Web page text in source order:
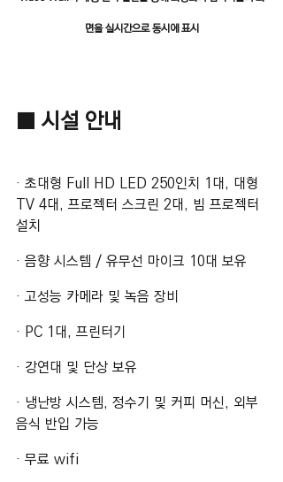
면을 실시간으로 동시에 표시
■ 시설 안내
· 초대형 Full HD LED 250인치 1대, 대형
TV 4대, 프로젝터 스크린 2대, 빔 프로젝터
설치
· 음향 시스템 / 유무선 마이크 10대 보유
· 고성능 카메라 및 녹음 장비
· PC 1대, 프린터기
· 강연대 및 단상 보유
· 냉난방 시스템, 정수기 및 커피 머신, 외부
음식 반입 가능
· 무료 wifi